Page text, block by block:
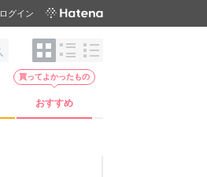
ログイン
おすすめ
買ってよかったもの